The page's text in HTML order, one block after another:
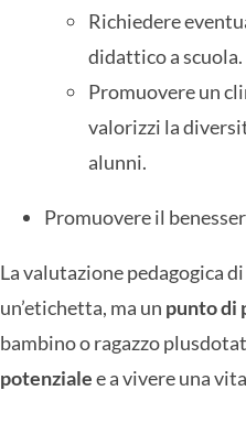
Richiedere
didattico a scuola.
Promuovere un
valorizzi la
alunni.
Promuovere il
La valutazione pedagogica
un’etichetta, ma un punto di
bambino o ragazzo
potenzialee a vivere una